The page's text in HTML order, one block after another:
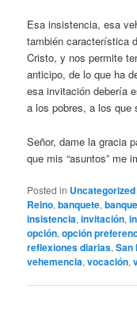
Esa insistencia, esa
también característica
Cristo, y nos permite
anticipo, de lo que ha
esa invitación debería
a los pobres, a los que
Señor, dame la gracia
que mis “asuntos” me
Posted in Uncategorized
Reino,banquete,
insistencia,invitación,
opción,opción
reflexiones diarias,San
vehemencia,vocación,